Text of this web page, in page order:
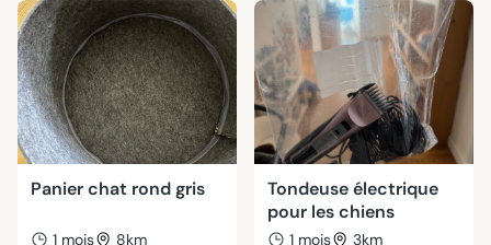
Panier chat rond gris
1 mois 8km
Tondeuse électrique
pour les chiens
1 mois 3km